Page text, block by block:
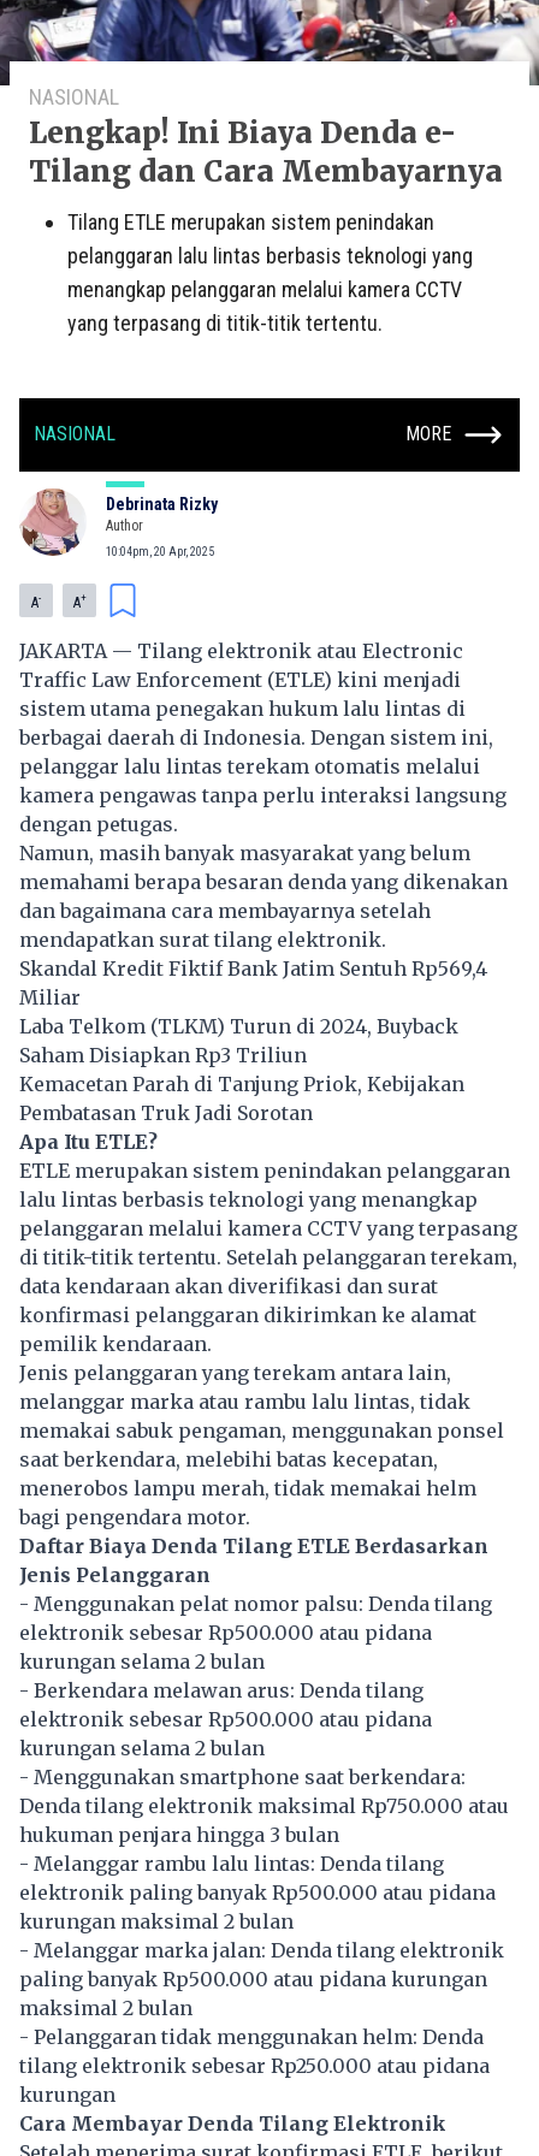
NASIONAL
Lengkap! Ini Biaya Denda e-
Tilang dan Cara Membayarnya
Tilang ETLE merupakan sistem penindakan
pelanggaran lalu lintas berbasis teknologi yang
menangkap pelanggaran melalui kamera CCTV
yang terpasang di titik-titik tertentu.
NASIONAL MORE
Debrinata Rizky
Author
10:04pm, 20 Apr, 2025
A- A+
JAKARTA — Tilang elektronik atau Electronic
Traffic Law Enforcement (ETLE) kini menjadi
sistem utama penegakan hukum lalu lintas di
berbagai daerah di Indonesia. Dengan sistem ini,
pelanggar lalu lintas terekam otomatis melalui
kamera pengawas tanpa perlu interaksi langsung
dengan petugas.
Namun, masih banyak masyarakat yang belum
memahami berapa besaran denda yang dikenakan
dan bagaimana cara membayarnya setelah
mendapatkan surat tilang elektronik.
Skandal Kredit Fiktif Bank Jatim Sentuh Rp569,4
Miliar
Laba Telkom (TLKM) Turun di 2024, Buyback
Saham Disiapkan Rp3 Triliun
Kemacetan Parah di Tanjung Priok, Kebijakan
Pembatasan Truk Jadi Sorotan
Apa Itu ETLE?
ETLE merupakan sistem penindakan pelanggaran
lalu lintas berbasis teknologi yang menangkap
pelanggaran melalui kamera CCTV yang terpasang
di titik-titik tertentu. Setelah pelanggaran terekam,
data kendaraan akan diverifikasi dan surat
konfirmasi pelanggaran dikirimkan ke alamat
pemilik kendaraan.
Jenis pelanggaran yang terekam antara lain,
melanggar marka atau rambu lalu lintas, tidak
memakai sabuk pengaman, menggunakan ponsel
saat berkendara, melebihi batas kecepatan,
menerobos lampu merah, tidak memakai helm
bagi pengendara motor.
Daftar Biaya Denda Tilang ETLE Berdasarkan
Jenis Pelanggaran
- Menggunakan pelat nomor palsu: Denda tilang
elektronik sebesar Rp500.000 atau pidana
kurungan selama 2 bulan
- Berkendara melawan arus: Denda tilang
elektronik sebesar Rp500.000 atau pidana
kurungan selama 2 bulan
- Menggunakan smartphone saat berkendara:
Denda tilang elektronik maksimal Rp750.000 atau
hukuman penjara hingga 3 bulan
- Melanggar rambu lalu lintas: Denda tilang
elektronik paling banyak Rp500.000 atau pidana
kurungan maksimal 2 bulan
- Melanggar marka jalan: Denda tilang elektronik
paling banyak Rp500.000 atau pidana kurungan
maksimal 2 bulan
- Pelanggaran tidak menggunakan helm: Denda
tilang elektronik sebesar Rp250.000 atau pidana
kurungan
Cara Membayar Denda Tilang Elektronik